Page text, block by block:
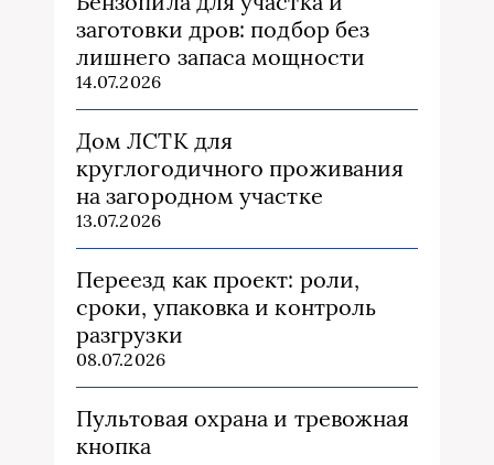
заготовки дров: подбор без
лишнего запаса мощности
14.07.2026
Дом ЛСТК для
круглогодичного проживания
на загородном участке
13.07.2026
Переезд как проект: роли,
сроки, упаковка и контроль
разгрузки
08.07.2026
Пультовая охрана и тревожная
кнопка